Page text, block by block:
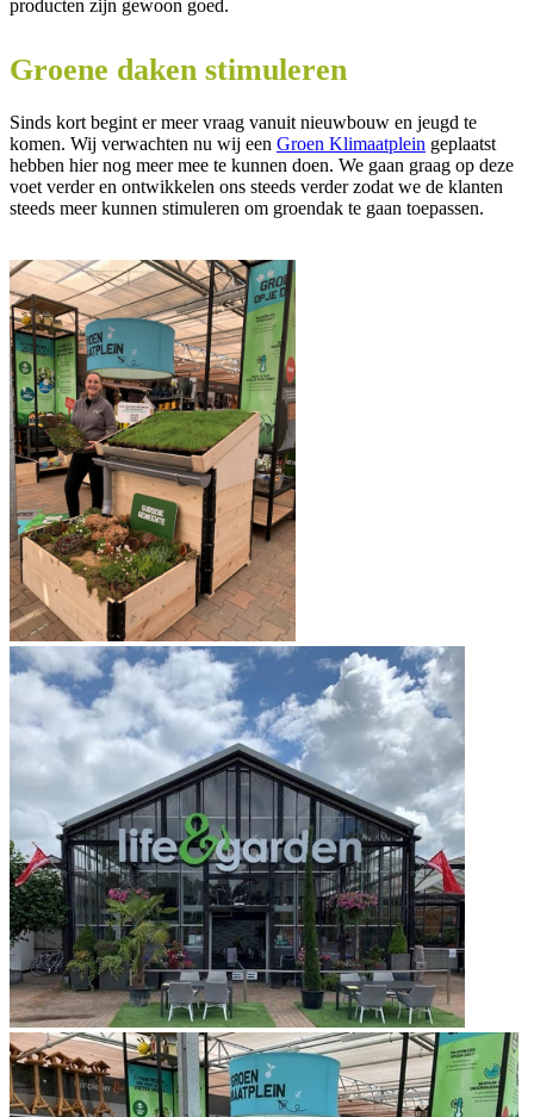
producten zijn gewoon goed.
Groene daken stimuleren
Sinds kort begint er meer vraag vanuit nieuwbouw en jeugd te
komen. Wij verwachten nu wij een Groen Klimaatplein geplaatst
hebben hier nog meer mee te kunnen doen. We gaan graag op deze
voet verder en ontwikkelen ons steeds verder zodat we de klanten
steeds meer kunnen stimuleren om groendak te gaan toepassen.